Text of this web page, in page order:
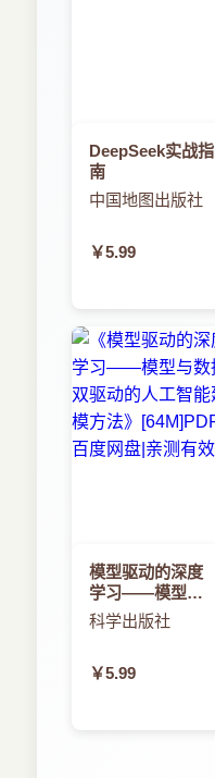
DeepSeek实战指
南
中国地图出版社
￥5.99
模型驱动的深度
学习——模型与
数据双驱动的人
工智能建模方法
科学出版社
￥5.99